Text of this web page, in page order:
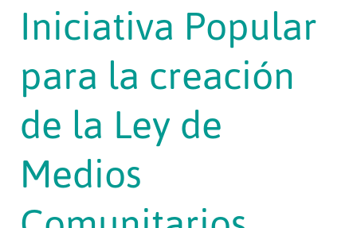
Iniciativa Popular
para la creación
de la Ley de
Medios